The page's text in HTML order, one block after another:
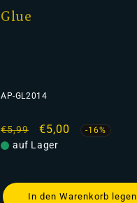
Glue
AP-GL2014
Normaler
Preis
€5,99 Verkaufspreis
€5,00 -16%
auf Lager
In den Warenkorb legen